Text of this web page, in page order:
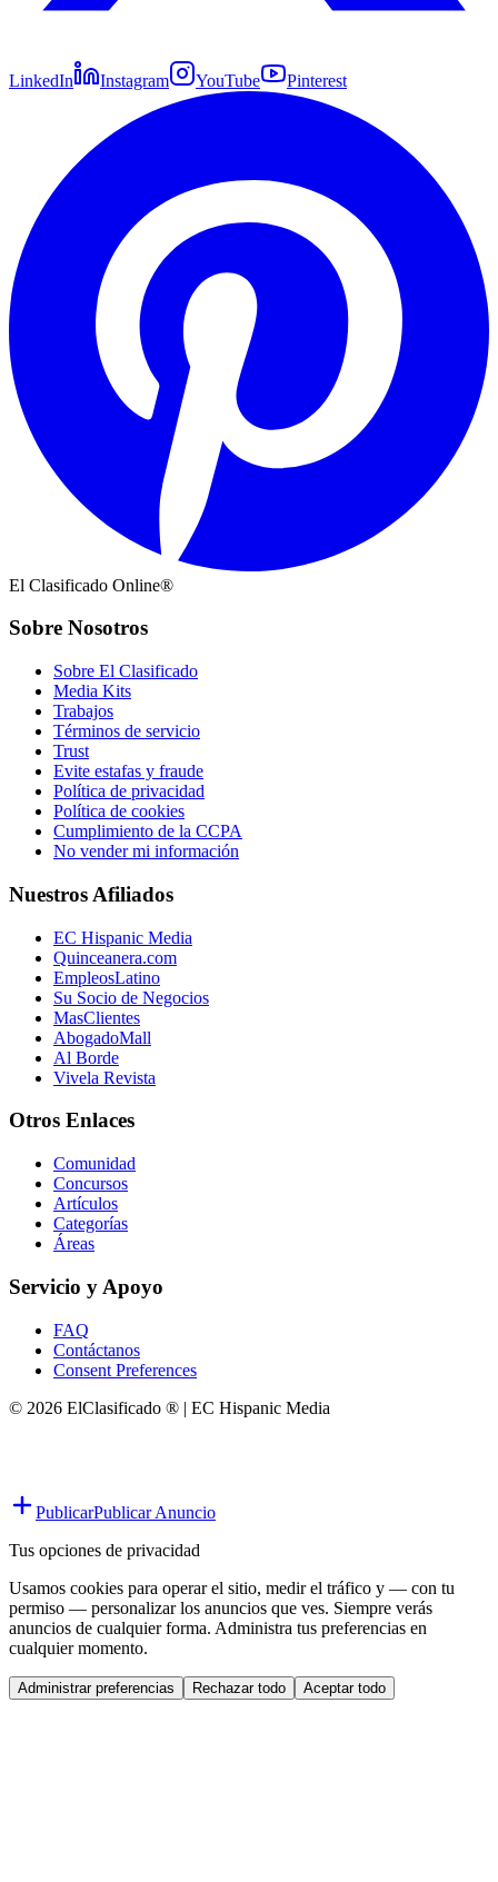
LinkedIn Instagram YouTube Pinterest
El Clasificado Online®
Sobre Nosotros
Sobre El Clasificado
Media Kits
Trabajos
Términos de servicio
Trust
Evite estafas y fraude
Política de privacidad
Política de cookies
Cumplimiento de la CCPA
No vender mi información
Nuestros Afiliados
EC Hispanic Media
Quinceanera.com
EmpleosLatino
Su Socio de Negocios
MasClientes
AbogadoMall
Al Borde
Vivela Revista
Otros Enlaces
Comunidad
Concursos
Artículos
Categorías
Áreas
Servicio y Apoyo
FAQ
Contáctanos
Consent Preferences
© 2026 ElClasificado ® | EC Hispanic Media
PublicarPublicar Anuncio
Tus opciones de privacidad
Usamos cookies para operar el sitio, medir el tráfico y — con tu
permiso — personalizar los anuncios que ves. Siempre verás
anuncios de cualquier forma. Administra tus preferencias en
cualquier momento.
Administrar preferencias Rechazar todo Aceptar todo